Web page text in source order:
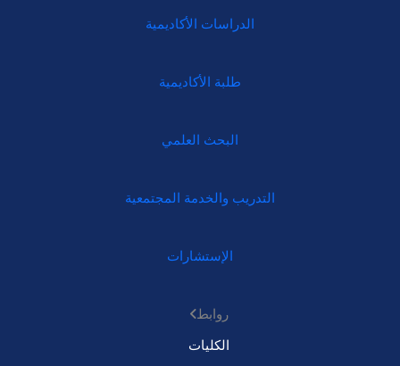
الدراسات الأكاديمية
طلبة الأكاديمية
البحث العلمي
التدريب والخدمة المجتمعية
الإستشارات
روابط
الكليات